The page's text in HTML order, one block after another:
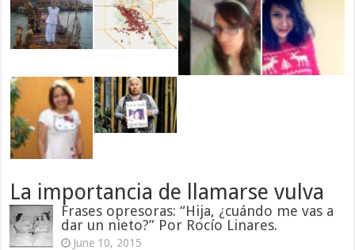
La importancia de llamarse vulva
Frases opresoras: “Hija, ¿cuándo me vas a
dar un nieto?” Por Rocío Linares.
June 10, 2015